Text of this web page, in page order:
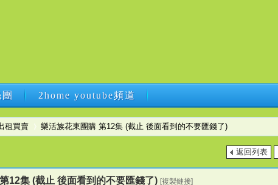
2home youtube頻道
2home youtube頻道
租買賣 樂活族花東團購 第12集 (截止 後面看到的不要匯錢了)
返回列表
12集 (截止 後面看到的不要匯錢了) [複製鏈接]